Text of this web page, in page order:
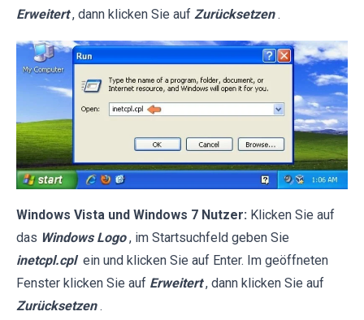
Erweitert , dann klicken Sie auf Zurücksetzen .
Windows Vista und Windows 7 Nutzer: Klicken Sie auf
das Windows Logo , im Startsuchfeld geben Sie
inetcpl.cpl ein und klicken Sie auf Enter. Im geöffneten
Fenster klicken Sie auf Erweitert , dann klicken Sie auf
Zurücksetzen .